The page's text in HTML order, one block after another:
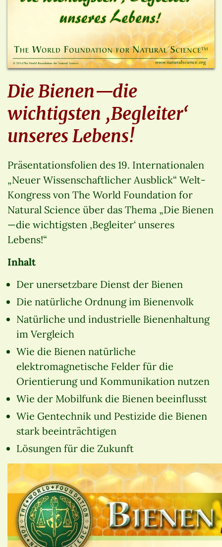
Die Bienen—die
wichtigsten ‚Begleiter‘
unseres Lebens!
Präsentationsfolien des 19. Internationalen
„Neuer Wissenschaftlicher Ausblick“ Welt-
Kongress von The World Foundation for
Natural Science über das Thema „Die Bienen
—die wichtigsten ‚Begleiter‘ unseres
Lebens!“
Inhalt
Der unersetzbare Dienst der Bienen
Die natürliche Ordnung im Bienenvolk
Natürliche und industrielle Bienenhaltung
im Vergleich
Wie die Bienen natürliche
elektromagnetische Felder für die
Orientierung und Kommunikation nutzen
Wie der Mobilfunk die Bienen beeinflusst
Wie Gentechnik und Pestizide die Bienen
stark beeinträchtigen
Lösungen für die Zukunft